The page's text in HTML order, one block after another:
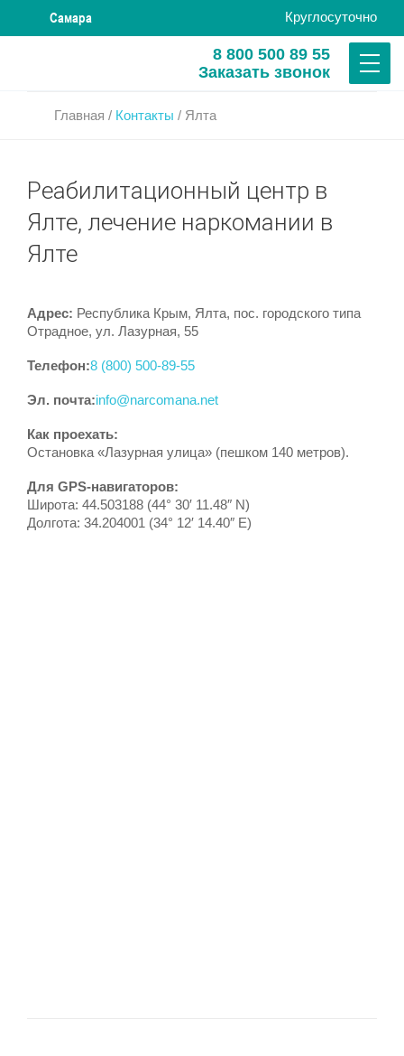
Самара Круглосуточно
8 800 500 89 55
Заказать звонок
Главная / Контакты / Ялта
Реабилитационный центр в
Ялте, лечение наркомании в
Ялте
Адрес: Республика Крым, Ялта, пос. городского типа
Отрадное, ул. Лазурная, 55
Телефон:8 (800) 500-89-55
Эл. почта:info@narcomana.net
Как проехать:
Остановка «Лазурная улица» (пешком 140 метров).
Для GPS-навигаторов:
Широта: 44.503188 (44° 30′ 11.48″ N)
Долгота: 34.204001 (34° 12′ 14.40″ E)